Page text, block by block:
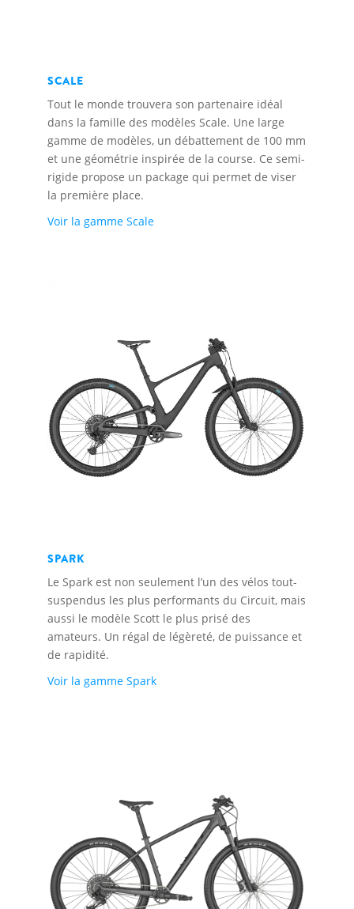
SCALE
Tout le monde trouvera son partenaire idéal
dans la famille des modèles Scale. Une large
gamme de modèles, un débattement de 100 mm
et une géométrie inspirée de la course. Ce semi-
rigide propose un package qui permet de viser
la première place.
Voir la gamme Scale
SPARK
Le Spark est non seulement l’un des vélos tout-
suspendus les plus performants du Circuit, mais
aussi le modèle Scott le plus prisé des
amateurs. Un régal de légèreté, de puissance et
de rapidité.
Voir la gamme Spark